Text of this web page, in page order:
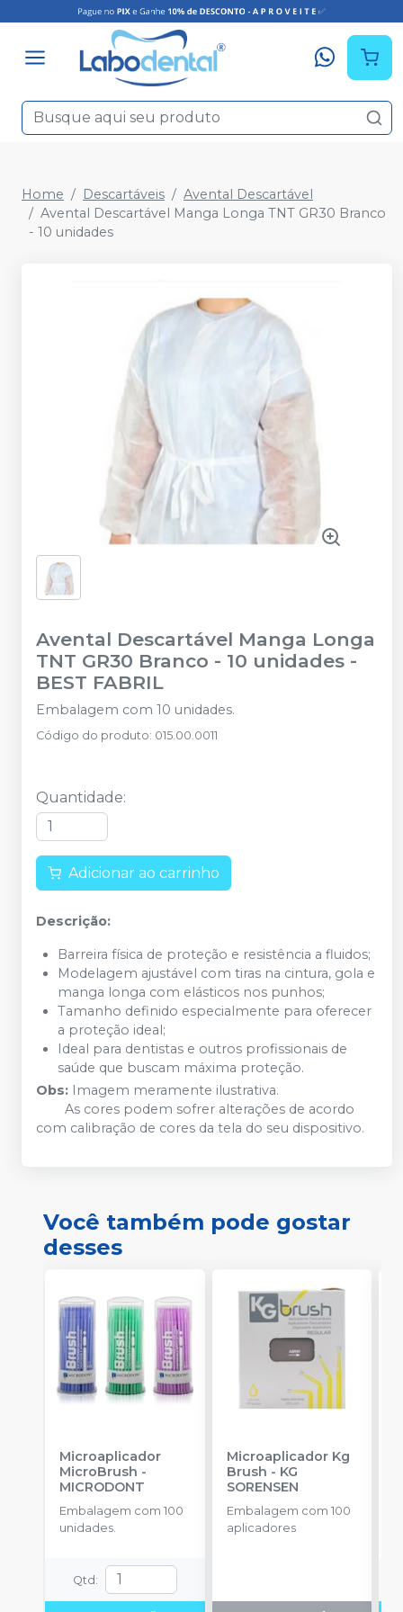
Home Descartáveis
Avental Descartável
Avental Descartável Manga Longa TNT GR30 Branco
- 10 unidades
Avental Descartável Manga Longa
TNT GR30 Branco - 10 unidades -
BEST FABRIL
Embalagem com 10 unidades.
Código do produto: 015.00.0011
Quantidade:
Adicionar ao carrinho
Descrição:
Barreira física de proteção e resistência a fluidos;
Modelagem ajustável com tiras na cintura, gola e
manga longa com elásticos nos punhos;
Tamanho definido especialmente para oferecer
a proteção ideal;
Ideal para dentistas e outros profissionais de
saúde que buscam máxima proteção.
Obs: Imagem meramente ilustrativa.
As cores podem sofrer alterações de acordo
com calibração de cores da tela do seu dispositivo.
Você também pode gostar
desses
Microaplicador
MicroBrush -
MICRODONT
Embalagem com 100
unidades.
Qtd:
Microaplicador Kg
Brush - KG
SORENSEN
Embalagem com 100
aplicadores